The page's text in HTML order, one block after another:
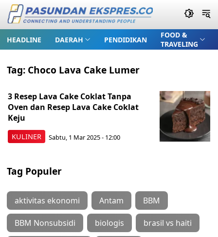
HEADLINE DAERAH PENDIDIKAN
FOOD &
TRAVELING
Tag: Choco Lava Cake Lumer
KULINER
3 Resep Lava Cake Coklat Tanpa
Oven dan Resep Lava Cake Coklat
Keju
Sabtu, 1 Mar 2025 - 12:00
Tag Populer
aktivitas ekonomi Antam BBM
BBM Nonsubsidi biologis brasil vs haiti